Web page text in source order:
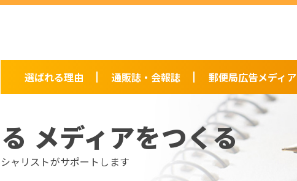
選ばれる理由 通販誌・会報誌 郵便局広告メディア
メディアをつくる
ャリストがサポートします